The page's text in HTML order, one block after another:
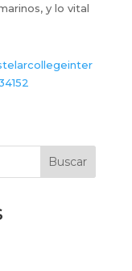
y lo vital
Buscar